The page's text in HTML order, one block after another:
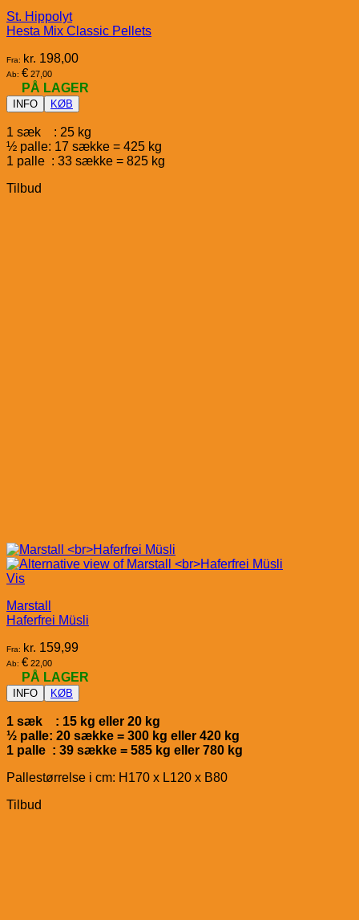
St. Hippolyt
Hesta Mix Classic Pellets
Fra: kr. 198,00
Ab: € 27,00
PÅ LAGER
INFO KØB
1 sæk : 25 kg
½ palle: 17 sække = 425 kg
1 palle : 33 sække = 825 kg
Tilbud
Vis
Marstall
Haferfrei Müsli
Fra: kr. 159,99
Ab: € 22,00
PÅ LAGER
INFO KØB
1 sæk : 15 kg eller 20 kg
½ palle: 20 sække = 300 kg eller 420 kg
1 palle : 39 sække = 585 kg eller 780 kg
Pallestørrelse i cm: H170 x L120 x B80
Tilbud